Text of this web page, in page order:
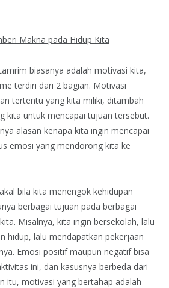
Makna pada Hidup Kita
biasanya adalah motivasi kita,
terdiri dari 2 bagian. Motivasi
tertentu yang kita miliki, ditambah
kita untuk mencapai tujuan tersebut.
alasan kenapa kita ingin mencapai
emosi yang mendorong kita ke
bila kita menengok kehidupan
berbagai tujuan pada berbagai
Misalnya, kita ingin bersekolah, lalu
hidup, lalu mendapatkan pekerjaan
Emosi positif maupun negatif bisa
ini, dan kasusnya berbeda dari
itu, motivasi yang bertahap adalah